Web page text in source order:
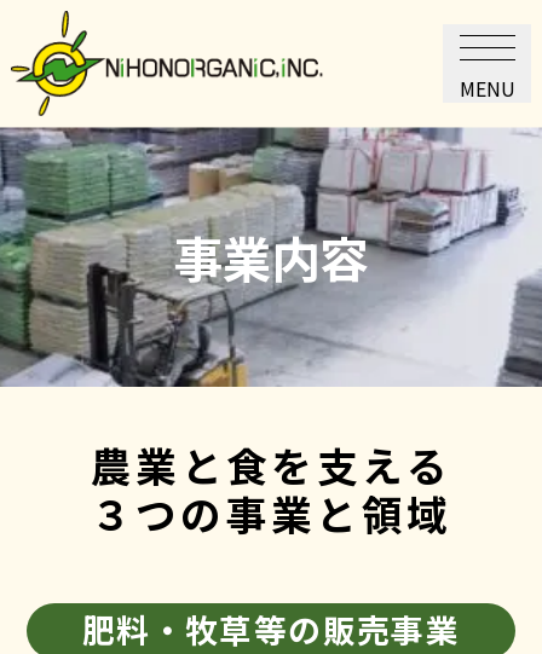
MENU
事業内容
農業と食を支える
３つの事業と領域
肥料・牧草等の販売事業